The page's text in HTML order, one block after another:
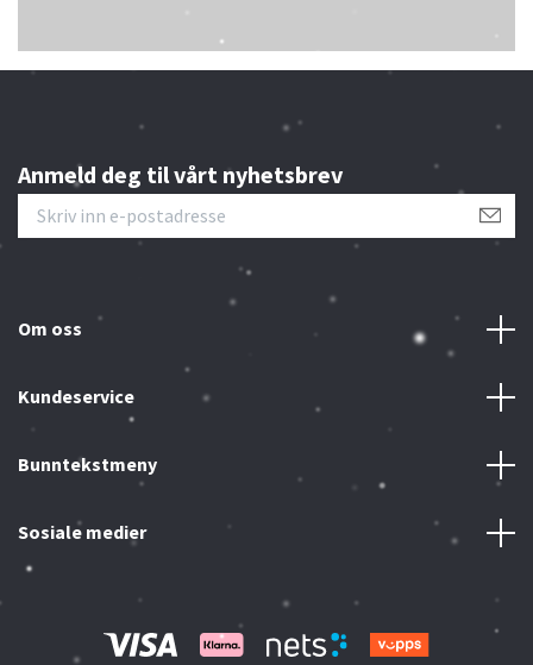
Anmeld deg til vårt nyhetsbrev
Om oss
Kundeservice
Bunntekstmeny
Sosiale medier